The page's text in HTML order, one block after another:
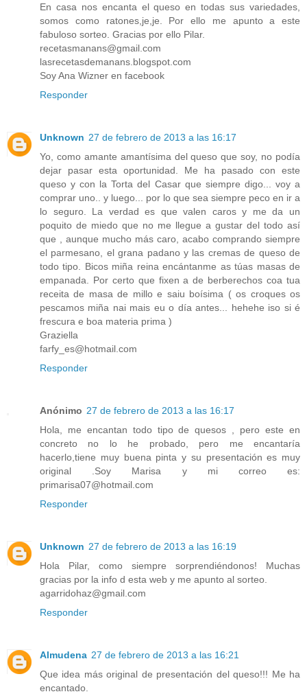
En casa nos encanta el queso en todas sus variedades,
somos como ratones,je,je. Por ello me apunto a este
fabuloso sorteo. Gracias por ello Pilar.
recetasmanans@gmail.com
lasrecetasdemanans.blogspot.com
Soy Ana Wizner en facebook
Responder
Unknown 27 de febrero de 2013 a las 16:17
Yo, como amante amantísima del queso que soy, no podía
dejar pasar esta oportunidad. Me ha pasado con este
queso y con la Torta del Casar que siempre digo... voy a
comprar uno.. y luego... por lo que sea siempre peco en ir a
lo seguro. La verdad es que valen caros y me da un
poquito de miedo que no me llegue a gustar del todo así
que , aunque mucho más caro, acabo comprando siempre
el parmesano, el grana padano y las cremas de queso de
todo tipo. Bicos miña reina encántanme as túas masas de
empanada. Por certo que fixen a de berberechos coa tua
receita de masa de millo e saiu boísima ( os croques os
pescamos miña nai mais eu o día antes... hehehe iso si é
frescura e boa materia prima )
Graziella
farfy_es@hotmail.com
Responder
Anónimo 27 de febrero de 2013 a las 16:17
Hola, me encantan todo tipo de quesos , pero este en
concreto no lo he probado, pero me encantaría
hacerlo,tiene muy buena pinta y su presentación es muy
original .Soy Marisa y mi correo es:
primarisa07@hotmail.com
Responder
Unknown 27 de febrero de 2013 a las 16:19
Hola Pilar, como siempre sorprendiéndonos! Muchas
gracias por la info d esta web y me apunto al sorteo.
agarridohaz@gmail.com
Responder
Almudena 27 de febrero de 2013 a las 16:21
Que idea más original de presentación del queso!!! Me ha
encantado.